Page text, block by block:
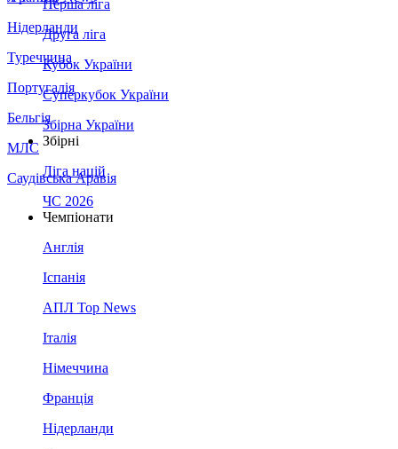
Нідерланди
Туреччина
Португалія
Бельгія
МЛС
Саудівська Аравія
Перша ліга
Друга ліга
Кубок України
Суперкубок України
Збірна України
Збірні
Ліга націй
ЧС 2026
Чемпіонати
Англія
Іспанія
АПЛ Top News
Італія
Німеччина
Франція
Нідерланди